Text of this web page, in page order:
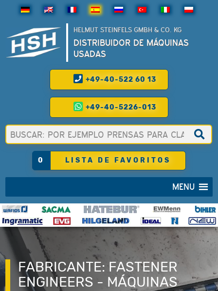
HELMUT STEINFELS GMBH & CO. KG
DISTRIBUIDOR DE MÁQUINAS
USADAS
+49-40-522 60 13
+49-40-5226-013
0 LISTA DE FAVORITOS
MENU
FABRICANTE: FASTENER
ENGINEERS - MÁQUINAS